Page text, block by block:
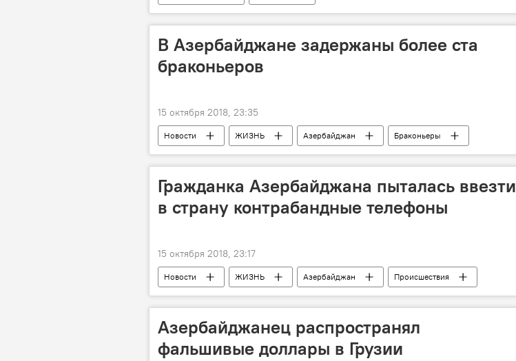
В Азербайджане задержаны более ста
браконьеров
15 октября 2018, 23:35
Новости ЖИЗНЬ Азербайджан Браконьеры
Гражданка Азербайджана пыталась ввезти
в страну контрабандные телефоны
15 октября 2018, 23:17
Новости ЖИЗНЬ Азербайджан Происшествия
Азербайджанец распространял
фальшивые доллары в Грузии